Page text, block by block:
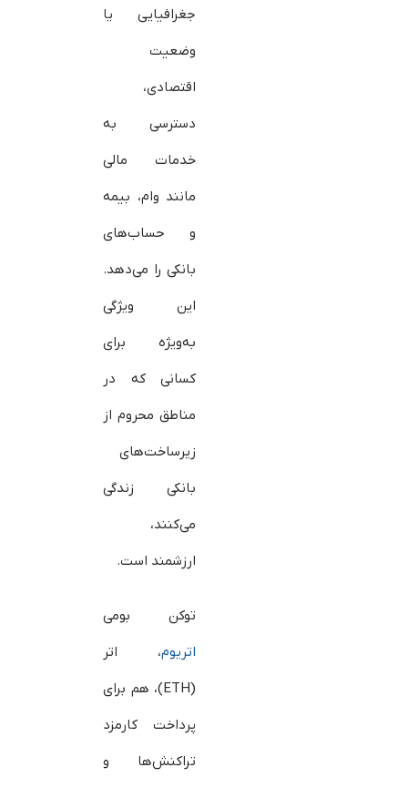
جغرافیایی یا
وضعیت
اقتصادی،
دسترسی به
خدمات مالی
مانند وام، بیمه
و حساب‌های
بانکی را می‌دهد.
این ویژگی
به‌ویژه برای
کسانی که در
مناطق محروم از
زیرساخت‌های
بانکی زندگی
می‌کنند،
ارزشمند است.
توکن بومی
اتریوم، اتر
(ETH)، هم برای
پرداخت کارمزد
تراکنش‌ها و